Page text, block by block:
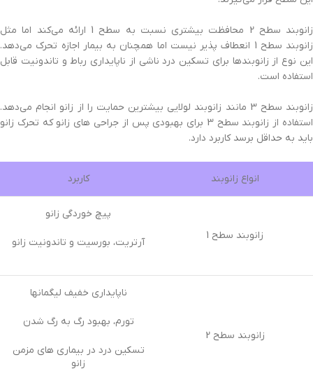
زانوبند سطح 2 محافظت بیشتری نسبت به سطح 1 ارائه می‌کند اما مثل
زانوبند سطح 1 انعطاف پذیر نیست اما همچنان به بیمار اجازه تحرک می‌دهد.
این نوع از زانوبندها برای تسکین درد ناشی از ناپایداری رباط و تاندونیت قابل
استفاده است.
زانوبند سطح 3 مانند زانوبند لولایی بیشترین حمایت را از زانو انجام می‌دهد.
استفاده از زانوبند سطح 3 برای بهبودی پس از جراحی های زانو که تحرک زانو
باید به حداقل برسد کاربرد دارد.
انواع زانوبند کاربرد
زانوبند سطح 1
پیچ خوردگی زانو
آرتریت، بورسیت و تاندونیت زانو
زانوبند سطح 2
ناپایداری خفیف لیگمانها
تورم، بهبود رگ به رگ شدن
تسکین درد در بیماری های مزمن
زانو